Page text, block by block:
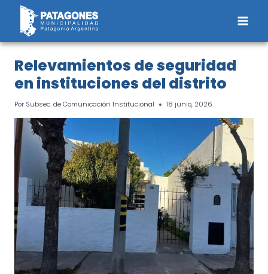
Saltar
contenido
Relevamientos de seguridad
en instituciones del distrito
Por Subsec. de Comunicación Institucional 18 junio, 2026